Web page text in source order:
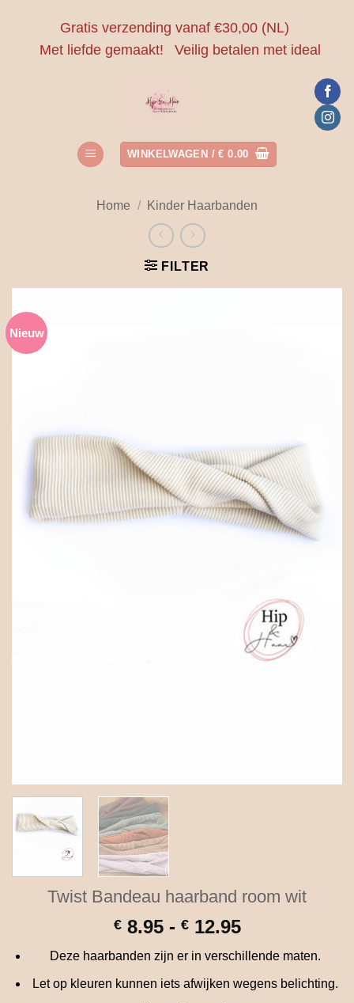
Gratis verzending vanaf €30,00 (NL)
Met liefde gemaakt!
Veilig betalen met ideal
WINKELWAGEN /€ 0.00
Home / Kinder Haarbanden
FILTER
Nieuw
Twist Bandeau haarband room wit
€8.95 - €12.95Prijsklasse:
tot
€ 12.95
Deze haarbanden zijn er in verschillende maten.
Let op kleuren kunnen iets afwijken wegens belichting.